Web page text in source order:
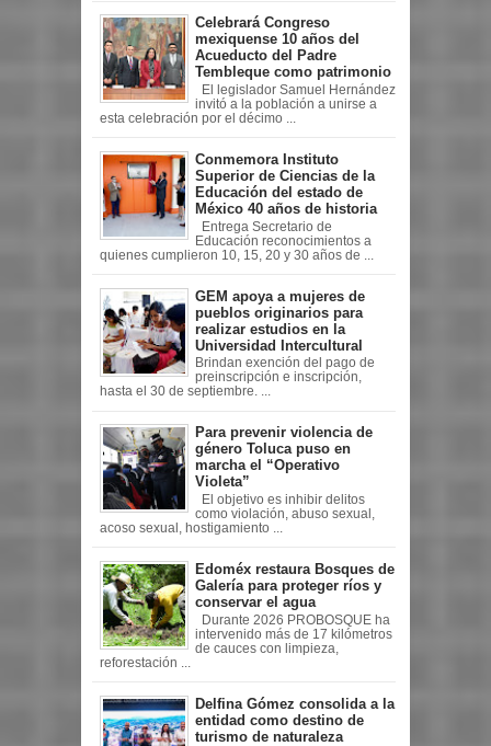
Celebrará Congreso
mexiquense 10 años del
Acueducto del Padre
Tembleque como patrimonio
El legislador Samuel Hernández
invitó a la población a unirse a
esta celebración por el décimo ...
Conmemora Instituto
Superior de Ciencias de la
Educación del estado de
México 40 años de historia
Entrega Secretario de
Educación reconocimientos a
quienes cumplieron 10, 15, 20 y 30 años de ...
GEM apoya a mujeres de
pueblos originarios para
realizar estudios en la
Universidad Intercultural
Brindan exención del pago de
preinscripción e inscripción,
hasta el 30 de septiembre. ...
Para prevenir violencia de
género Toluca puso en
marcha el “Operativo
Violeta”
El objetivo es inhibir delitos
como violación, abuso sexual,
acoso sexual, hostigamiento ...
Edoméx restaura Bosques de
Galería para proteger ríos y
conservar el agua
Durante 2026 PROBOSQUE ha
intervenido más de 17 kilómetros
de cauces con limpieza,
reforestación ...
Delfina Gómez consolida a la
entidad como destino de
turismo de naturaleza